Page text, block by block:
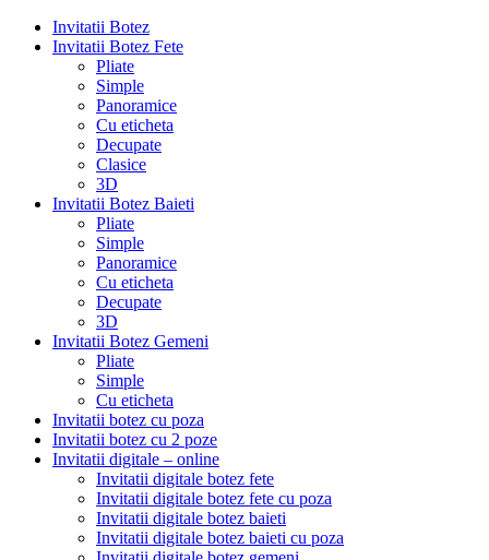
Invitatii Botez
Invitatii Botez Fete
Pliate
Simple
Panoramice
Cu eticheta
Decupate
Clasice
3D
Invitatii Botez Baieti
Pliate
Simple
Panoramice
Cu eticheta
Decupate
3D
Invitatii Botez Gemeni
Pliate
Simple
Cu eticheta
Invitatii botez cu poza
Invitatii botez cu 2 poze
Invitatii digitale – online
Invitatii digitale botez fete
Invitatii digitale botez fete cu poza
Invitatii digitale botez baieti
Invitatii digitale botez baieti cu poza